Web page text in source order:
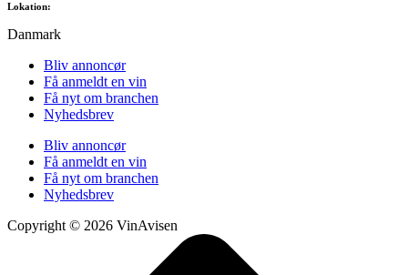
Lokation:
Danmark
Bliv annoncør
Få anmeldt en vin
Få nyt om branchen
Nyhedsbrev
Bliv annoncør
Få anmeldt en vin
Få nyt om branchen
Nyhedsbrev
Copyright © 2026 VinAvisen